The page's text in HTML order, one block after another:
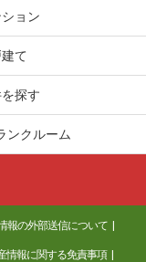
ョン
て
探す
ンクルーム
報の外部送信について
情報に関する免責事項